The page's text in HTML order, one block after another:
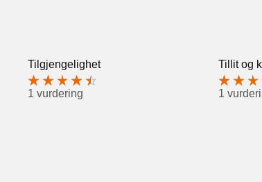
Tilgjengelighet
1 vurdering
Tillit og
1